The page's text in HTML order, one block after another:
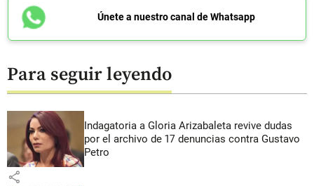
Únete a nuestro canal de Whatsapp
Para seguir leyendo
Indagatoria a Gloria Arizabaleta revive dudas
por el archivo de 17 denuncias contra Gustavo
Petro
share